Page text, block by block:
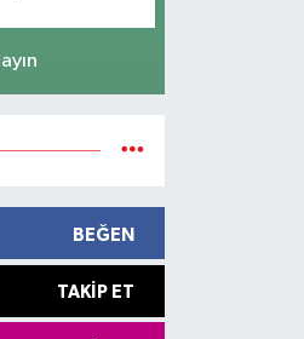
BEĞEN
TAKIP ET